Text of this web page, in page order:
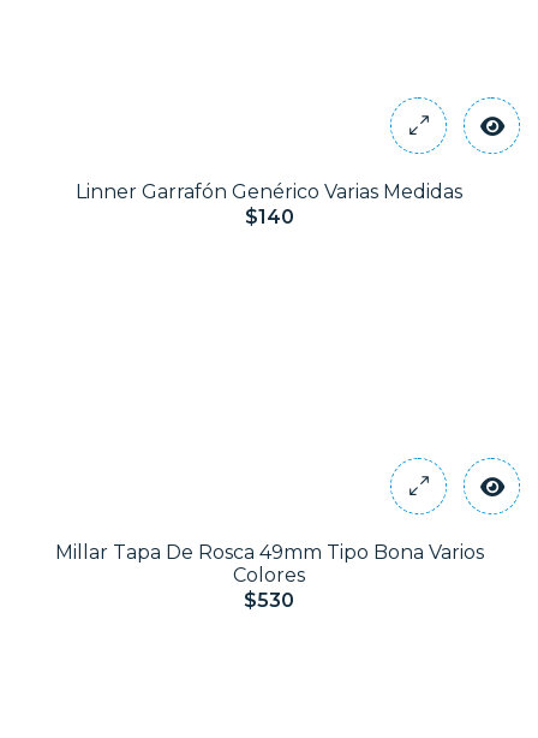
Linner Garrafón Genérico Varias Medidas
$140
Millar Tapa De Rosca 49mm Tipo Bona Varios
Colores
$530